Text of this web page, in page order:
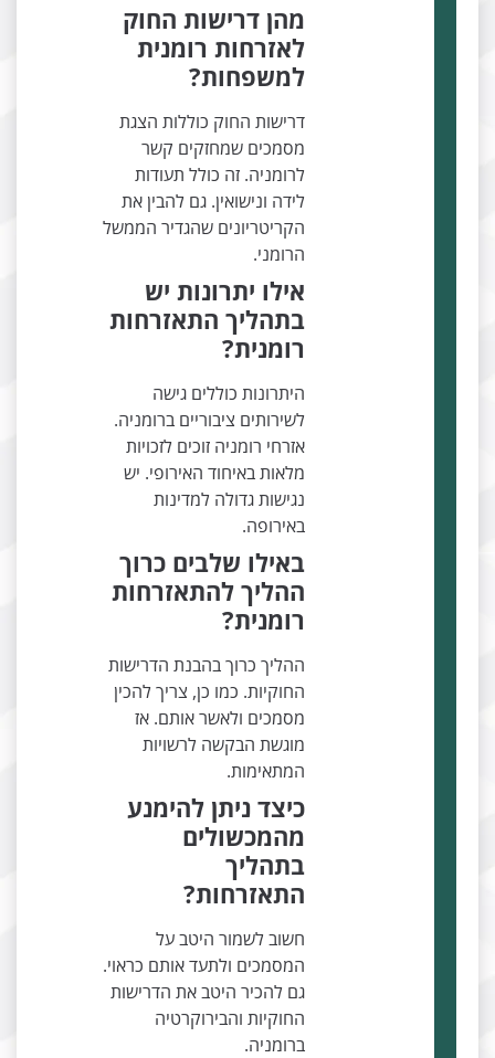
מהן דרישות החוק
לאזרחות רומנית
למשפחות?
דרישות החוק כוללות הצגת
מסמכים שמחזקים קשר
לרומניה. זה כולל תעודות
לידה ונישואין. גם להבין את
הקריטריונים שהגדיר הממשל
הרומני.
אילו יתרונות יש
בתהליך התאזרחות
רומנית?
היתרונות כוללים גישה
לשירותים ציבוריים ברומניה.
אזרחי רומניה זוכים לזכויות
מלאות באיחוד האירופי. יש
נגישות גדולה למדינות
באירופה.
באילו שלבים כרוך
ההליך להתאזרחות
רומנית?
ההליך כרוך בהבנת הדרישות
החוקיות. כמו כן, צריך להכין
מסמכים ולאשר אותם. אז
מוגשת הבקשה לרשויות
המתאימות.
כיצד ניתן להימנע
מהמכשולים
בתהליך
התאזרחות?
חשוב לשמור היטב על
המסמכים ולתעד אותם כראוי.
גם להכיר היטב את הדרישות
החוקיות והבירוקרטיה
ברומניה.